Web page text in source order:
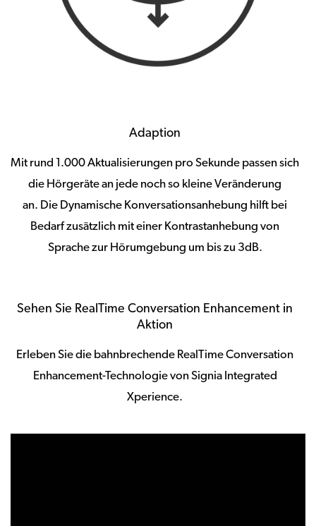
Adaption
Mit rund 1.000 Aktualisierungen pro Sekunde passen sich
die Hörgeräte an jede noch so kleine Veränderung
an. Die Dynamische Konversationsanhebung hilft bei
Bedarf zusätzlich mit einer Kontrastanhebung von
Sprache zur Hörumgebung um bis zu 3dB.
Sehen Sie RealTime Conversation Enhancement in
Aktion
Erleben Sie die bahnbrechende RealTime Conversation
Enhancement-Technologie von Signia Integrated
Xperience.